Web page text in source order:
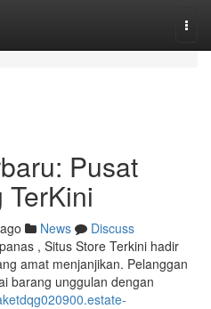
Pusat
News
Discuss
, Situs Store Terkini hadir
amat menjanjikan. Pelanggan
barang unggulan dengan